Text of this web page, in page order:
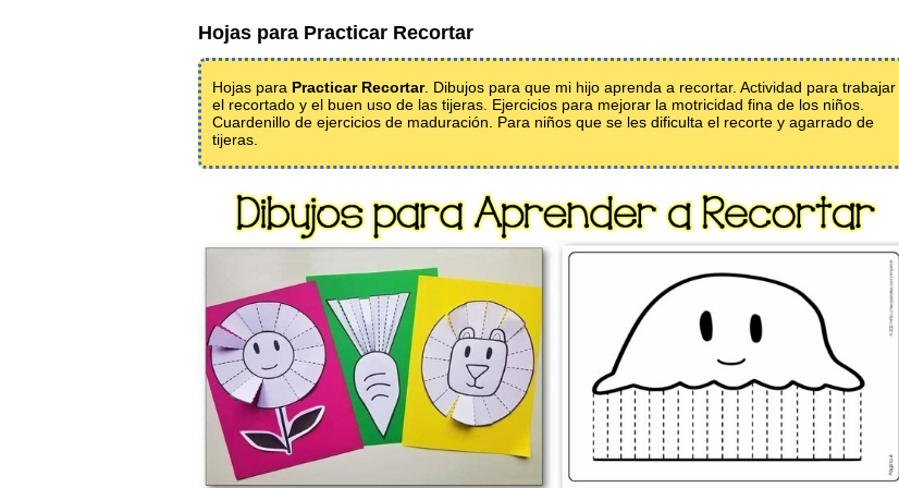
Hojas para Practicar Recortar
Hojas para Practicar Recortar. Dibujos para que mi hijo aprenda a recortar. Actividad para trabajar
el recortado y el buen uso de las tijeras. Ejercicios para mejorar la motricidad fina de los niños.
Cuardenillo de ejercicios de maduración. Para niños que se les dificulta el recorte y agarrado de
tijeras.